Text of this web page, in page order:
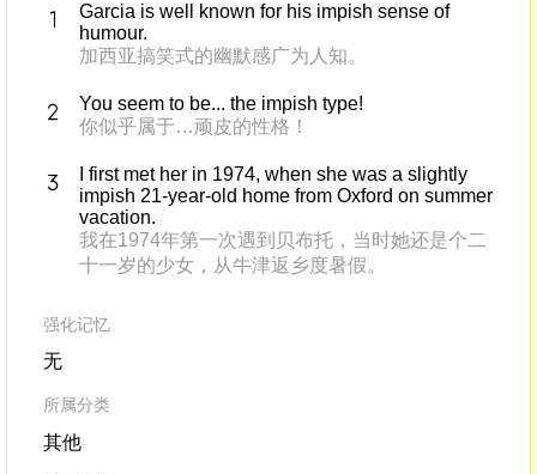
Garcia is well known for his impish sense of
humour.
加西亚搞笑式的幽默感广为人知。
You seem to be... the impish type!
你似乎属于…顽皮的性格！
I first met her in 1974, when she was a slightly
impish 21-year-old home from Oxford on summer
vacation.
我在1974年第一次遇到贝布托，当时她还是个二
十一岁的少女，从牛津返乡度暑假。
强化记忆
无
所属分类
其他